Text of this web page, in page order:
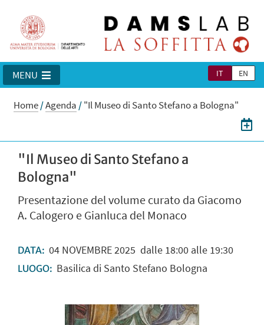
IT EN
MENU
Home/Agenda /"Il Museo di Santo Stefano a Bologna"
"Il Museo di Santo Stefano a
Bologna"
Presentazione del volume curato da Giacomo
A. Calogero e Gianluca del Monaco
DATA: 04NOVEMBRE2025 dalle 18:00 alle 19:30
LUOGO: Basilica di Santo Stefano Bologna